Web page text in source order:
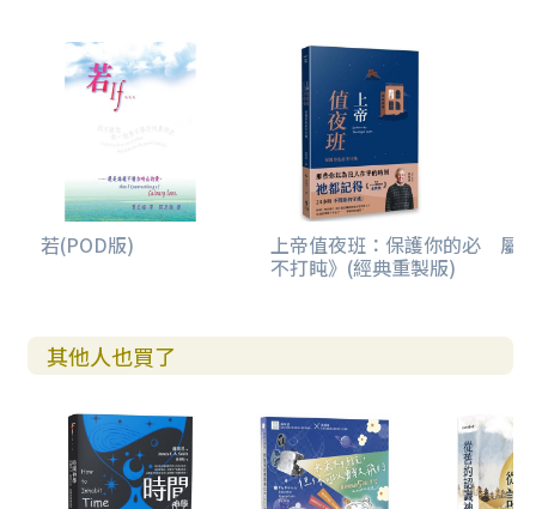
若(POD版) 上帝值夜班：保護你的必
不打盹》(經典重製版)
屬
其他人也買了